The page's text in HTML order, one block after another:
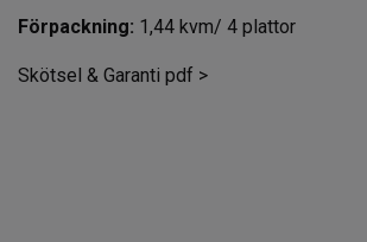
Förpackning: 1,44 kvm/ 4 plattor
Skötsel & Garanti pdf >